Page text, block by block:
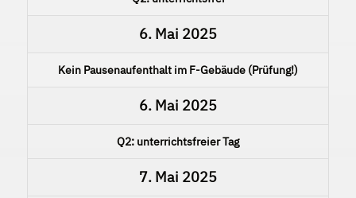
6. Mai 2025
Kein Pausenaufenthalt im F-Gebäude (Prüfung!)
6. Mai 2025
Q2: unterrichtsfreier Tag
7. Mai 2025